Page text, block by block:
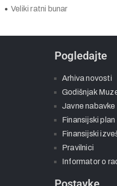
Zavičajna zbirka Sremski
Pogledajte
Arhiva novosti
Godišnjak
Javne nabavke
Finansijski plan
Finansijski
Pravilnici